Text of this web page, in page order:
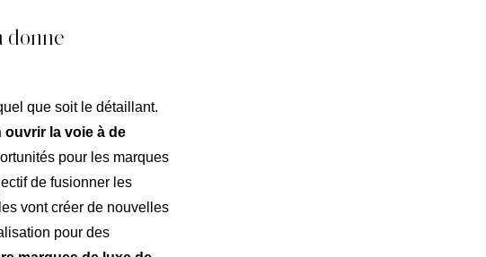
donne
que soit le détaillant.
ouvrir la voie à de
pour les marques
de fusionner les
vont créer de nouvelles
pour des